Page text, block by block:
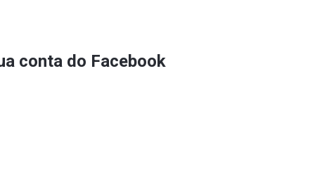
conta do Facebook